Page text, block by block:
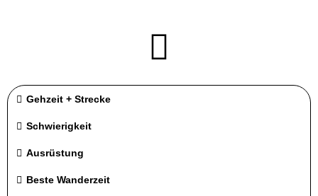
Gehzeit + Strecke
Schwierigkeit
Ausrüstung
Beste Wanderzeit